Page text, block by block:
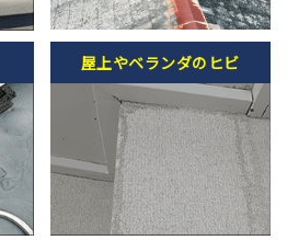
屋上やベランダのヒビ